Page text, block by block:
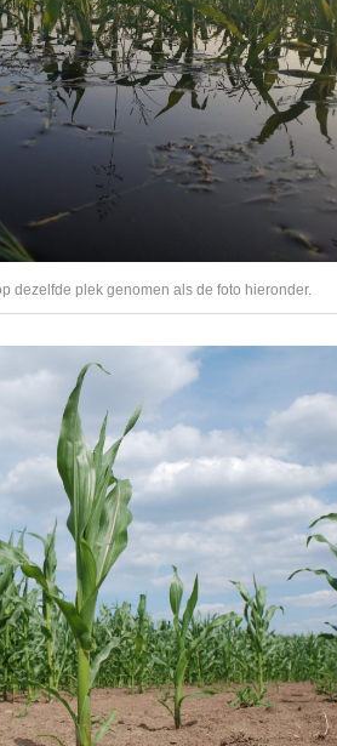
dezelfde plek genomen als de foto hieronder.